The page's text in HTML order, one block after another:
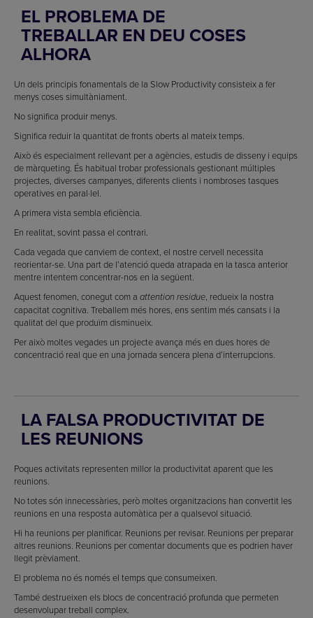
EL PROBLEMA DE
TREBALLAR EN DEU COSES
ALHORA
Un dels principis fonamentals de la Slow Productivity consisteix a fer
menys coses simultàniament.
No significa produir menys.
Significa reduir la quantitat de fronts oberts al mateix temps.
Això és especialment rellevant per a agències, estudis de disseny i equips
de màrqueting. És habitual trobar professionals gestionant múltiples
projectes, diverses campanyes, diferents clients i nombroses tasques
operatives en paral·lel.
A primera vista sembla eficiència.
En realitat, sovint passa el contrari.
Cada vegada que canviem de context, el nostre cervell necessita
reorientar-se. Una part de l’atenció queda atrapada en la tasca anterior
mentre intentem concentrar-nos en la següent.
Aquest fenomen, conegut com a attention residue, redueix la nostra
capacitat cognitiva. Treballem més hores, ens sentim més cansats i la
qualitat del que produïm disminueix.
Per això moltes vegades un projecte avança més en dues hores de
concentració real que en una jornada sencera plena d’interrupcions.
LA FALSA PRODUCTIVITAT DE
LES REUNIONS
Poques activitats representen millor la productivitat aparent que les
reunions.
No totes són innecessàries, però moltes organitzacions han convertit les
reunions en una resposta automàtica per a qualsevol situació.
Hi ha reunions per planificar. Reunions per revisar. Reunions per preparar
altres reunions. Reunions per comentar documents que es podrien haver
llegit prèviament.
El problema no és només el temps que consumeixen.
També destrueixen els blocs de concentració profunda que permeten
desenvolupar treball complex.